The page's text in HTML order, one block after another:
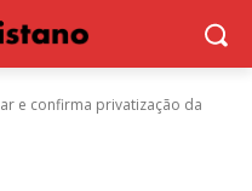
e confirma privatização da